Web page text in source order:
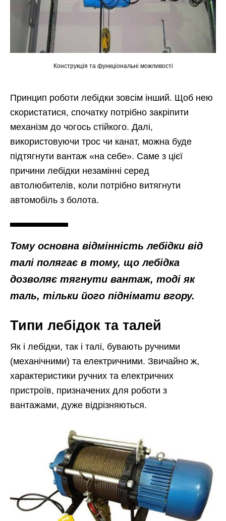
Конструкція та функціональні можливості
Принцип роботи лебідки зовсім інший. Щоб нею
скористатися, спочатку потрібно закріпити
механізм до чогось стійкого. Далі,
використовуючи трос чи канат, можна буде
підтягнути вантаж «на себе». Саме з цієї
причини лебідки незамінні серед
автолюбителів, коли потрібно витягнути
автомобіль з болота.
Тому основна відмінність лебідки від
талі полягає в тому, що лебідка
дозволяє тягнути вантаж, тоді як
таль, тільки його піднімати вгору.
Типи лебідок та талей
Як і лебідки, так і талі, бувають ручними
(механічними) та електричними. Звичайно ж,
характеристики ручних та електричних
пристроїв, призначених для роботи з
вантажами, дуже відрізняються.